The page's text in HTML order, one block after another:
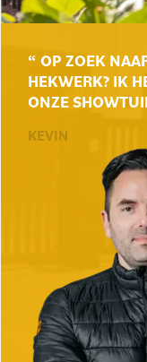
OP ZOEK
HEKWERK? IK
ONZE
KEVIN